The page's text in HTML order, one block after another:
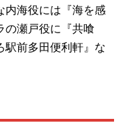
内海役には『海を感
の瀬戸役に『共喰
駅前多田便利軒』な